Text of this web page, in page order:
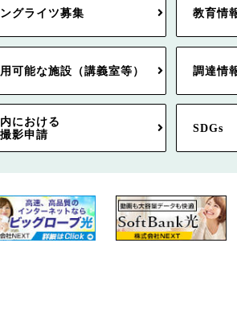
グライツ募集 教育情
可能な施設（講義室等） 調達情
における
影申請
SDGs